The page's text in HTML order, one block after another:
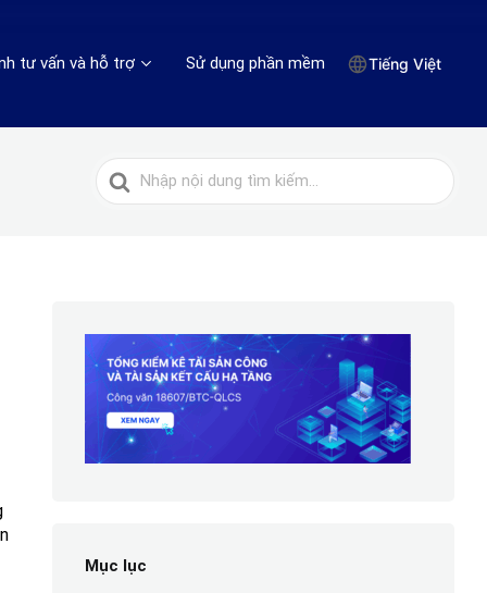
tư vấn và hỗ trợ Sử dụng phần mềm Tiếng Việt
Tìm
kiếm
Mục lục